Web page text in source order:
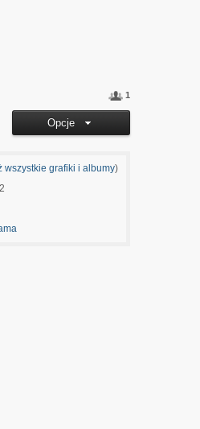
1
Opcje
wszystkie grafiki i albumy)